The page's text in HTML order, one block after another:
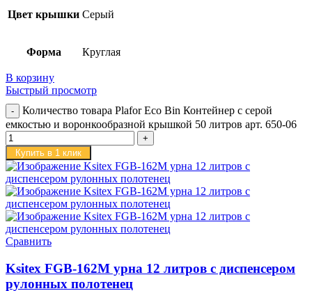
Цвет крышки Серый
Форма Круглая
В корзину
Быстрый просмотр
Количество товара Plafor Eco Bin Контейнер с серой
емкостью и воронкообразной крышкой 50 литров арт. 650-06
Купить в 1 клик
Сравнить
Ksitex FGB-162M урна 12 литров с диспенсером
рулонных полотенец